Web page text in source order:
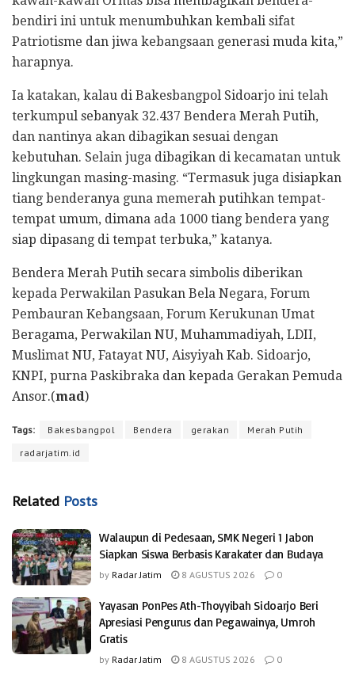
bendiri ini untuk menumbuhkan kembali sifat
Patriotisme dan jiwa kebangsaan generasi muda kita,”
harapnya.
Ia katakan, kalau di Bakesbangpol Sidoarjo ini telah
terkumpul sebanyak 32.437 Bendera Merah Putih,
dan nantinya akan dibagikan sesuai dengan
kebutuhan. Selain juga dibagikan di kecamatan untuk
lingkungan masing-masing. “Termasuk juga disiapkan
tiang benderanya guna memerah putihkan tempat-
tempat umum, dimana ada 1000 tiang bendera yang
siap dipasang di tempat terbuka,” katanya.
Bendera Merah Putih secara simbolis diberikan
kepada Perwakilan Pasukan Bela Negara, Forum
Pembauran Kebangsaan, Forum Kerukunan Umat
Beragama, Perwakilan NU, Muhammadiyah, LDII,
Muslimat NU, Fatayat NU, Aisyiyah Kab. Sidoarjo,
KNPI, purna Paskibraka dan kepada Gerakan Pemuda
Ansor.(mad)
Tags: Bakesbangpol Bendera gerakan
Merah Putih
radarjatim.id
Related Posts
Walaupun di Pedesaan, SMK Negeri 1 Jabon
Siapkan Siswa Berbasis Karakater dan Budaya
by Radar Jatim 8 AGUSTUS 2026 0
Yayasan PonPes Ath-Thoyyibah Sidoarjo Beri
Apresiasi Pengurus dan Pegawainya, Umroh
Gratis
by Radar Jatim 8 AGUSTUS 2026 0